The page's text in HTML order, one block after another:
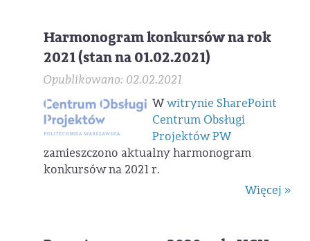
Harmonogram konkursów na rok
2021 (stan na 01.02.2021)
Opublikowano: 02.02.2021
Wwitrynie SharePoint
Centrum Obsługi
Projektów PW
zamieszczono aktualny harmonogram
konkursów na 2021 r.
Więcej »